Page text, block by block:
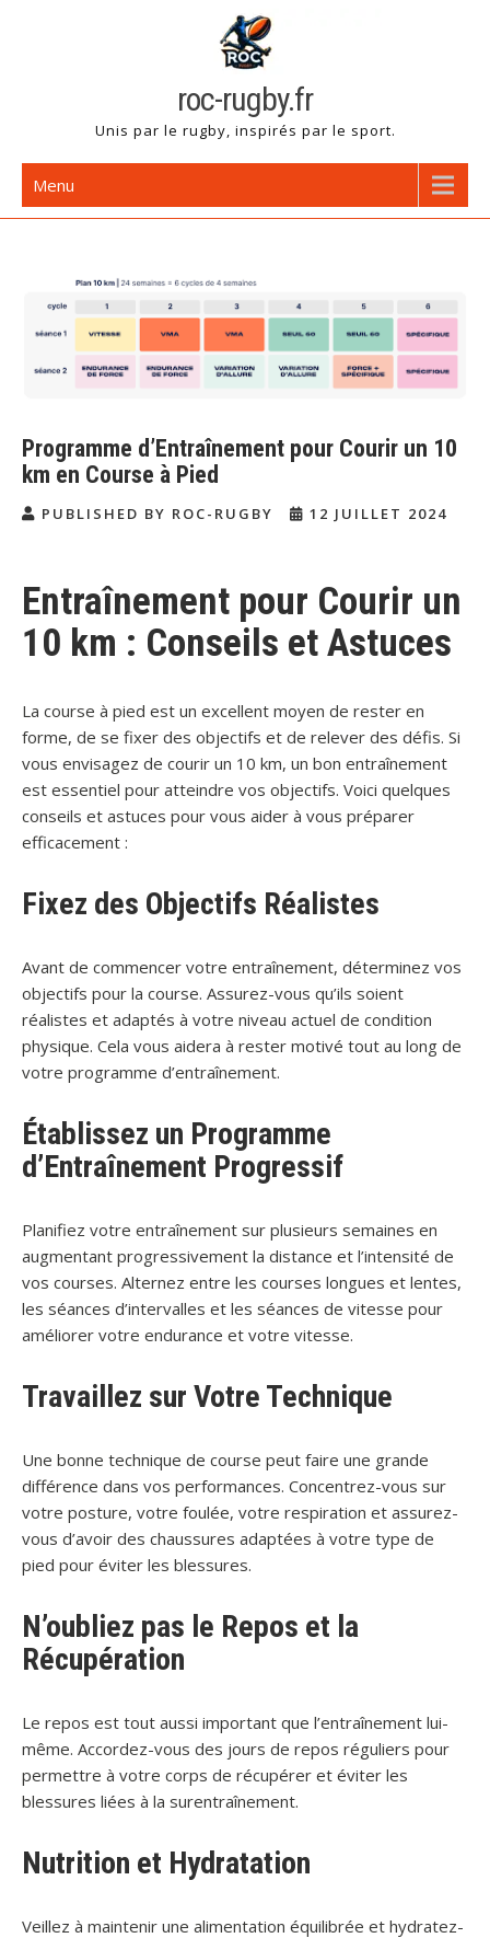
roc-rugby.fr
Unis par le rugby, inspirés par le sport.
Menu
Programme d’Entraînement pour Courir un 10
km en Course à Pied
PUBLISHED BY ROC-RUGBY 12 JUILLET 2024
Entraînement pour Courir un
10 km : Conseils et Astuces
La course à pied est un excellent moyen de rester en
forme, de se fixer des objectifs et de relever des défis. Si
vous envisagez de courir un 10 km, un bon entraînement
est essentiel pour atteindre vos objectifs. Voici quelques
conseils et astuces pour vous aider à vous préparer
efficacement :
Fixez des Objectifs Réalistes
Avant de commencer votre entraînement, déterminez vos
objectifs pour la course. Assurez-vous qu’ils soient
réalistes et adaptés à votre niveau actuel de condition
physique. Cela vous aidera à rester motivé tout au long de
votre programme d’entraînement.
Établissez un Programme
d’Entraînement Progressif
Planifiez votre entraînement sur plusieurs semaines en
augmentant progressivement la distance et l’intensité de
vos courses. Alternez entre les courses longues et lentes,
les séances d’intervalles et les séances de vitesse pour
améliorer votre endurance et votre vitesse.
Travaillez sur Votre Technique
Une bonne technique de course peut faire une grande
différence dans vos performances. Concentrez-vous sur
votre posture, votre foulée, votre respiration et assurez-
vous d’avoir des chaussures adaptées à votre type de
pied pour éviter les blessures.
N’oubliez pas le Repos et la
Récupération
Le repos est tout aussi important que l’entraînement lui-
même. Accordez-vous des jours de repos réguliers pour
permettre à votre corps de récupérer et éviter les
blessures liées à la surentraînement.
Nutrition et Hydratation
Veillez à maintenir une alimentation équilibrée et hydratez-